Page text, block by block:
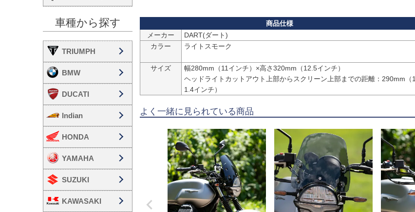
車種から探す
TRIUMPH
BMW
DUCATI
Indian
HONDA
YAMAHA
SUZUKI
KAWASAKI
メーカー
カラー
ライトスモーク
サイズ
幅280mm（11インチ）×高さ320mm（12.5インチ）
ヘッドライトカットアウト上部からスクリーン上部までの距離：290mm（1
1.4インチ）
よく一緒に見られている商品